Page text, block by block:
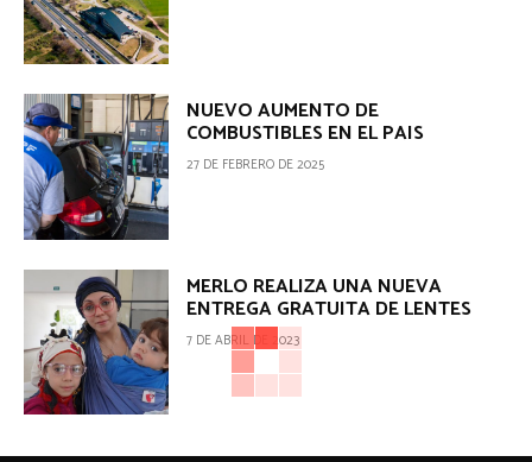
NUEVO AUMENTO DE
COMBUSTIBLES EN EL PAIS
27 DE FEBRERO DE 2025
MERLO REALIZA UNA NUEVA
ENTREGA GRATUITA DE LENTES
7 DE ABRIL DE 2023